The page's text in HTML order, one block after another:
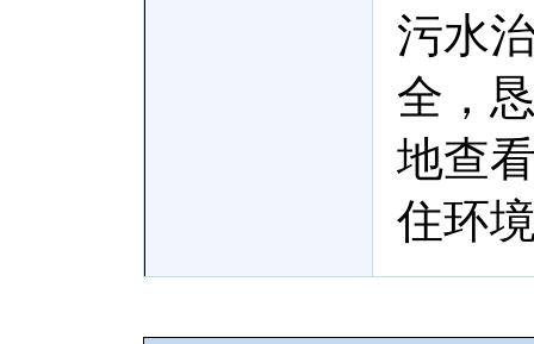
污水
全，
地查
住环